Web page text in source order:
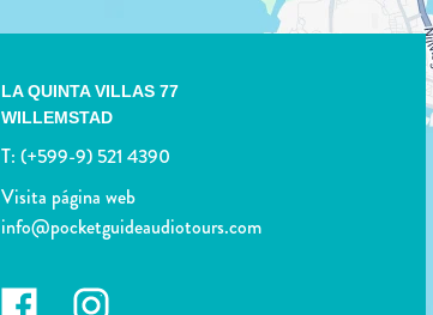
LA QUINTA VILLAS 77
WILLEMSTAD
T:(+599-9) 521 4390
Visita página web
info@pocketguideaudiotours.com